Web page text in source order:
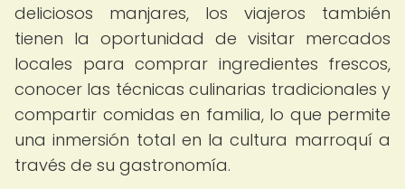
deliciosos manjares, los viajeros también
tienen la oportunidad de visitar mercados
locales para comprar ingredientes frescos,
conocer las técnicas culinarias tradicionales y
compartir comidas en familia, lo que permite
una inmersión total en la cultura marroquí a
través de su gastronomía.